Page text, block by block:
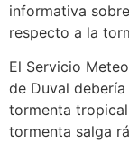
informativa
respecto a la
El Servicio
de Duval
tormenta
tormenta salga